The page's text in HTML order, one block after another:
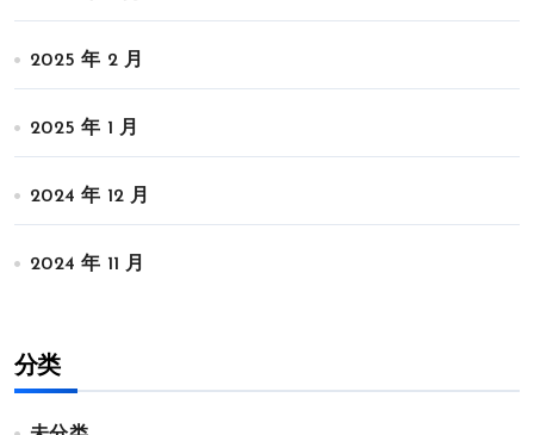
2025 年 2 月
2025 年 1 月
2024 年 12 月
2024 年 11 月
分类